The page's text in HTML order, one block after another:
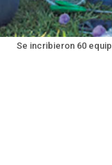
Se incribieron 60